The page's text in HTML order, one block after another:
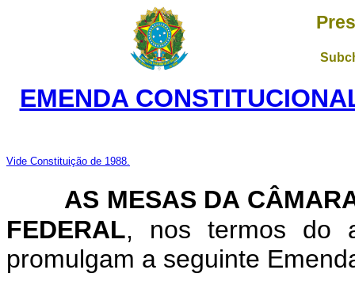
EMENDA
Vide Constituição de 1988.
AS MESAS DA
FEDERAL, nos termos do
promulgam a seguinte